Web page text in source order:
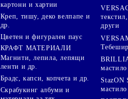
картони и хартии
Креп, тишу, деко велпапе и
др.
Цветен и фигурален паус
КРАФТ МАТЕРИАЛИ
Магнити, лепила, лепящи
ленти и др.
Брадс, капси, копчета и др.
Скрабукинг албуми и
други
мастило
StazON
мастило